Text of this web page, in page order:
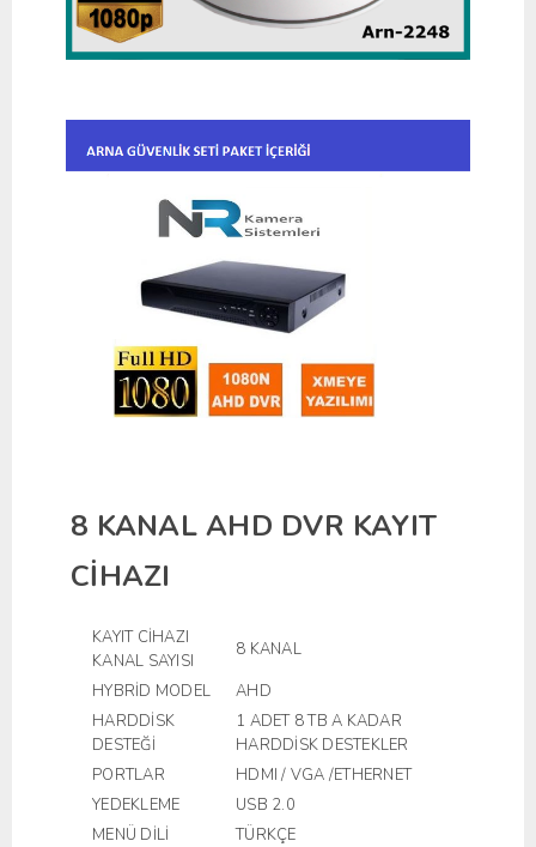
8 KANAL AHD DVR KAYIT
CİHAZI
KAYIT CİHAZI
KANAL SAYISI
8 KANAL
HYBRİD MODEL
AHD
HARDDİSK
DESTEĞİ
1 ADET 8 TB A KADAR
HARDDİSK DESTEKLER
PORTLAR
HDMI / VGA /ETHERNET
YEDEKLEME
USB 2.0
MENÜ DİLİ
TÜRKÇE